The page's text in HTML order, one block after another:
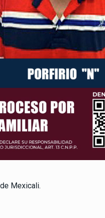
Mexicali.